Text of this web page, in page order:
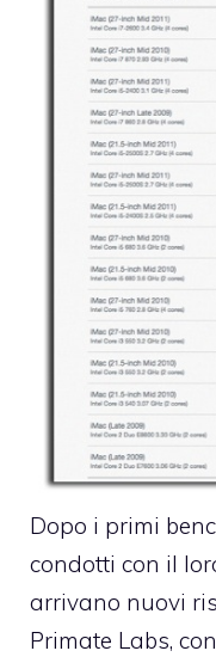
Dopo i primi
condotti con il
arrivano nuovi
Primate Labs,